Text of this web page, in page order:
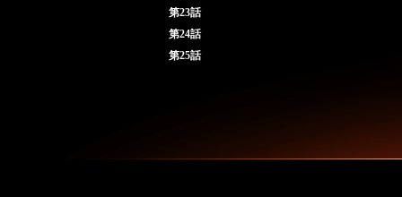
第23話
第24話
第25話